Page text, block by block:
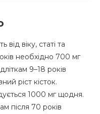
віку, статі та
необхідно 700 мг
9–18 років
ріст кісток.
1000 мг щодня.
після 70 років